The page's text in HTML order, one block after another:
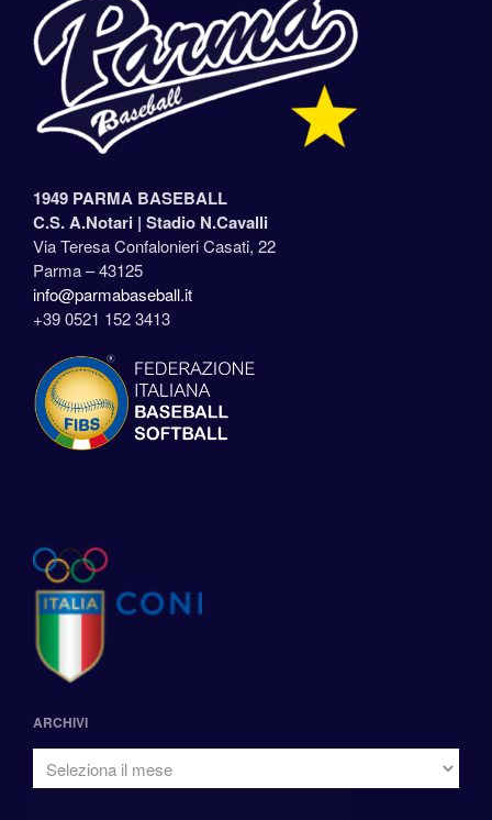
1949 PARMA BASEBALL
C.S. A.Notari | Stadio N.Cavalli
Via Teresa Confalonieri Casati, 22
Parma – 43125
info@parmabaseball.it
+39 0521 152 3413
ARCHIVI